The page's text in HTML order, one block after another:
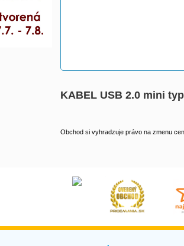
KABEL USB 2.0 mini
Obchod si vyhradzuje právo na zmenu